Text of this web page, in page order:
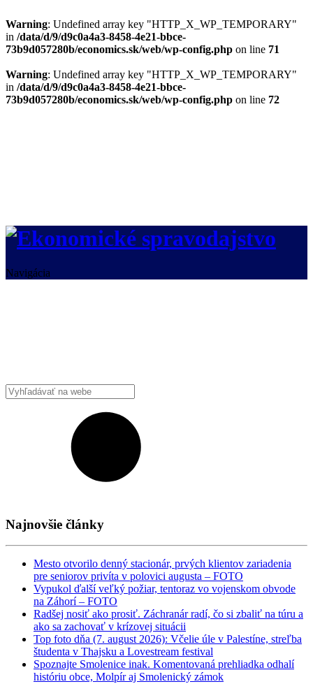
Warning: Undefined array key "HTTP_X_WP_TEMPORARY"
in /data/d/9/d9c0a4a3-8458-4e21-bbce-
73b9d057280b/economics.sk/web/wp-config.php on line 71
Warning: Undefined array key "HTTP_X_WP_TEMPORARY"
in /data/d/9/d9c0a4a3-8458-4e21-bbce-
73b9d057280b/economics.sk/web/wp-config.php on line 72
Navigácia
Najnovšie články
Mesto otvorilo denný stacionár, prvých klientov zariadenia
pre seniorov privíta v polovici augusta – FOTO
Vypukol ďalší veľký požiar, tentoraz vo vojenskom obvode
na Záhorí – FOTO
Radšej nosiť ako prosiť. Záchranár radí, čo si zbaliť na túru a
ako sa zachovať v krízovej situácii
Top foto dňa (7. august 2026): Včelie úle v Palestíne, streľba
študenta v Thajsku a Lovestream festival
Spoznajte Smolenice inak. Komentovaná prehliadka odhalí
históriu obce, Molpír aj Smolenický zámok